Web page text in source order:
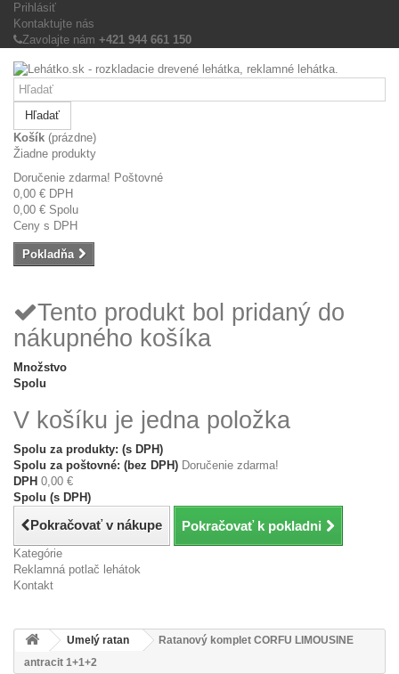
Prihlásiť
Kontaktujte nás
Zavolajte nám +421 944 661 150
Hľadať
Košík (prázdne)
Žiadne produkty
Doručenie zdarma! Poštovné
0,00 € DPH
0,00 € Spolu
Ceny s DPH
Pokladňa
Tento produkt bol pridaný do
nákupného košíka
Množstvo
Spolu
V košíku je jedna položka
Spolu za produkty: (s DPH)
Spolu za poštovné: (bez DPH) Doručenie zdarma!
DPH 0,00 €
Spolu (s DPH)
Pokračovať v nákupe Pokračovať k pokladni
Kategórie
Reklamná potlač lehátok
Kontakt
Umelý ratan
Ratanový komplet CORFU LIMOUSINE
antracit 1+1+2